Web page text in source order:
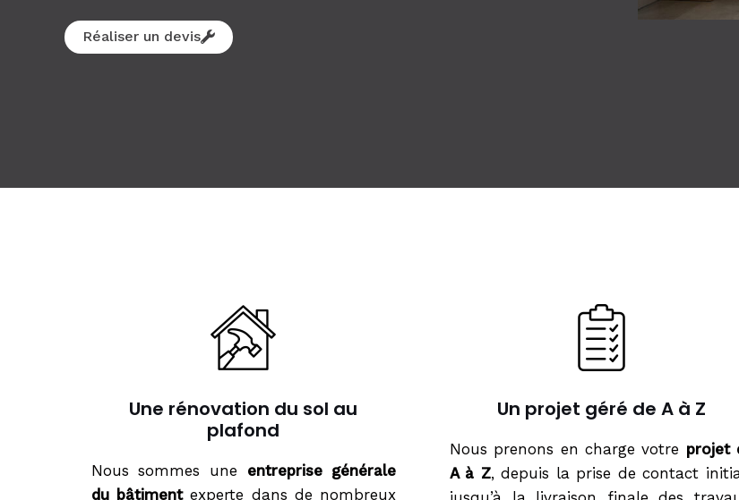
Réaliser un devis
Une rénovation du sol au
plafond
Nous sommes une entreprise générale
du bâtimentexperte dans de nombreux
Un projet géré de A à Z
Nous prenons en charge votre projet
A à Z, depuis la prise de contact